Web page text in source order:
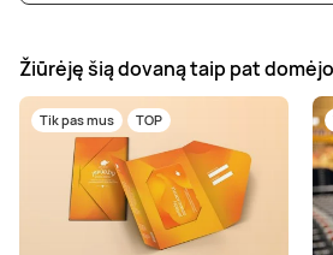
Žiūrėję šią dovaną taip pat
Tik pas mus TOP